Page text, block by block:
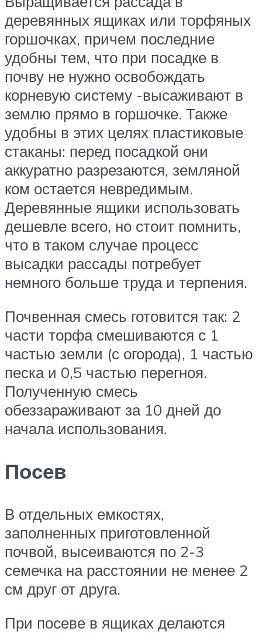
деревянных ящиках или торфяных
горшочках, причем последние
удобны тем, что при посадке в
почву не нужно освобождать
корневую систему -высаживают в
землю прямо в горшочке. Также
удобны в этих целях пластиковые
стаканы: перед посадкой они
аккуратно разрезаются, земляной
ком остается невредимым.
Деревянные ящики использовать
дешевле всего, но стоит помнить,
что в таком случае процесс
высадки рассады потребует
немного больше труда и терпения.
Почвенная смесь готовится так: 2
части торфа смешиваются с 1
частью земли (с огорода), 1 частью
песка и 0,5 частью перегноя.
Полученную смесь
обеззараживают за 10 дней до
начала использования.
Посев
В отдельных емкостях,
заполненных приготовленной
почвой, высеиваются по 2-3
семечка на расстоянии не менее 2
см друг от друга.
При посеве в ящиках делаются